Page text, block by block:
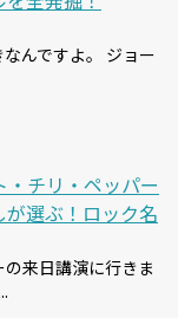
んですよ。 ジョー
・チリ・ペッパー
選ぶ！ロック名
来日講演に行きま